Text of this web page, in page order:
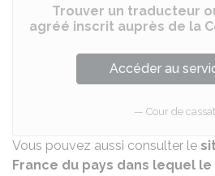
Trouver un traducteur
agréé inscrit auprès de la
Accéder au
Cour de
Vous pouvez aussi consulter le
France du pays dans lequel